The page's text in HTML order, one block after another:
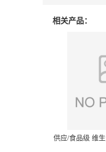
相关产品：
供应/食品级 维